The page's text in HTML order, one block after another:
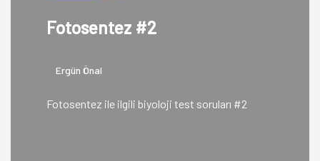
Fotosentez #2
Ergün Önal
Fotosentez ile ilgili biyoloji test soruları #2